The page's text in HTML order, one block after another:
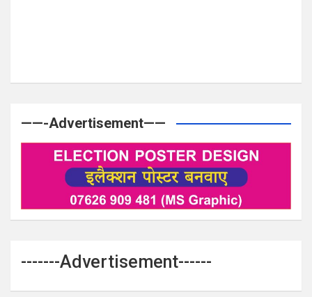
——-Advertisement——
-------Advertisement------